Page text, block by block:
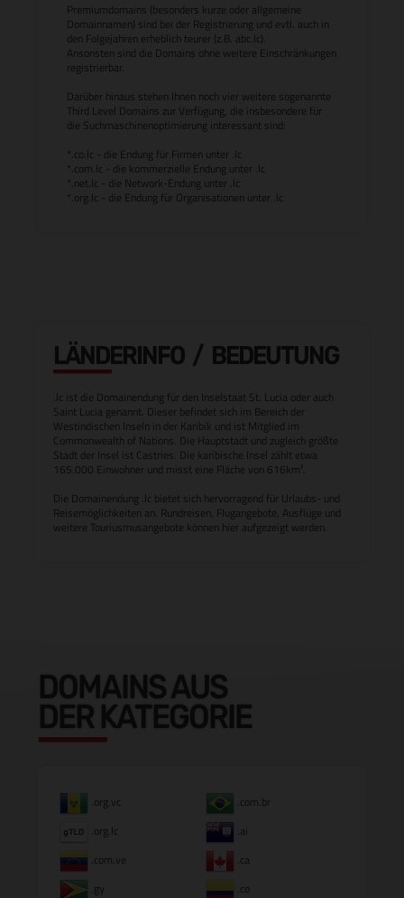
Premiumdomains (besonders kurze oder allgemeine
Domainnamen) sind bei der Registrierung und evtl. auch in
den Folgejahren erheblich teurer (z.B. abc.lc).
Ansonsten sind die Domains ohne weitere Einschränkungen
registrierbar.
Darüber hinaus stehen Ihnen noch vier weitere sogenannte
Third Level Domains zur Verfügung, die insbesondere für
die Suchmaschinenoptimierung interessant sind:
*.co.lc - die Endung für Firmen unter .lc
*.com.lc - die kommerzielle Endung unter .lc
*.net.lc - die Network-Endung unter .lc
*.org.lc - die Endung für Organisationen unter .lc
LÄNDERINFO / BEDEUTUNG
.lc ist die Domainendung für den Inselstaat St. Lucia oder auch
Saint Lucia genannt. Dieser befindet sich im Bereich der
Westindischen Inseln in der Karibik und ist Mitglied im
Commonwealth of Nations. Die Hauptstadt und zugleich größte
Stadt der Insel ist Castries. Die karibische Insel zählt etwa
165.000 Einwohner und misst eine Fläche von 616km².
Die Domainendung .lc bietet sich hervorragend für Urlaubs- und
Reisemöglichkeiten an. Rundreisen, Flugangebote, Ausflüge und
weitere Touriusmusangebote können hier aufgezeigt werden.
DOMAINS AUS
DER KATEGORIE
.org.vc
.com.br
.org.lc
.ai
.com.ve
.ca
.gy
.co